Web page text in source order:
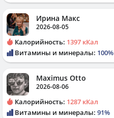
Ирина Макс
2026-08-05
Калорийность: 1397 кКал
Витамины и минералы: 100%
Maximus Otto
2026-08-06
Калорийность: 1287 кКал
Витамины и минералы: 91%